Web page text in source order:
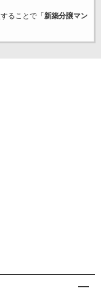
ることで「 新築分譲マン